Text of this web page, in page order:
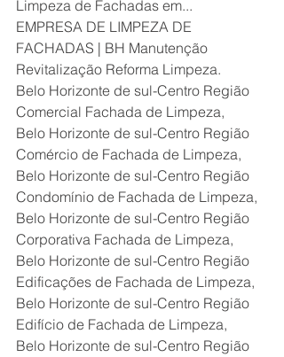
Limpeza de Fachadas em...
EMPRESA DE LIMPEZA DE
FACHADAS | BH Manutenção
Revitalização Reforma Limpeza.
Belo Horizonte de sul-Centro Região
Comercial Fachada de Limpeza,
Belo Horizonte de sul-Centro Região
Comércio de Fachada de Limpeza,
Belo Horizonte de sul-Centro Região
Condomínio de Fachada de Limpeza,
Belo Horizonte de sul-Centro Região
Corporativa Fachada de Limpeza,
Belo Horizonte de sul-Centro Região
Edificações de Fachada de Limpeza,
Belo Horizonte de sul-Centro Região
Edifício de Fachada de Limpeza,
Belo Horizonte de sul-Centro Região